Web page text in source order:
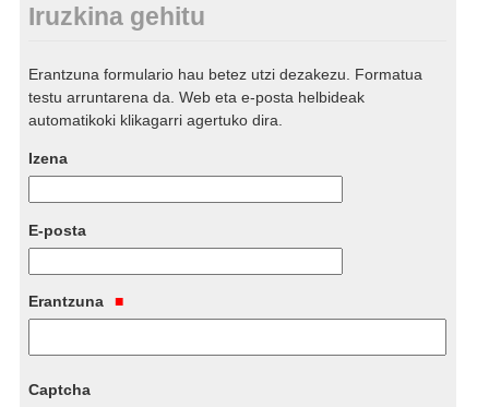
Iruzkina gehitu
Erantzuna formulario hau betez utzi dezakezu. Formatua
testu arruntarena da. Web eta e-posta helbideak
automatikoki klikagarri agertuko dira.
Izena
E-posta
Erantzuna
Captcha